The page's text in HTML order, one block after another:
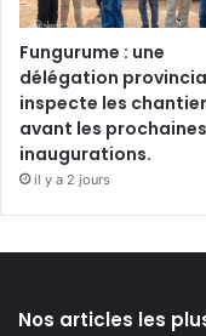
Fungurume : une
délégation
inspecte les
avant les prochaines
inaugurations.
il y a 2 jours
Nos articles les